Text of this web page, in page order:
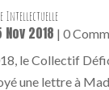
Intellectuelle
Nov 2018 | 0
le Collectif
une lettre à